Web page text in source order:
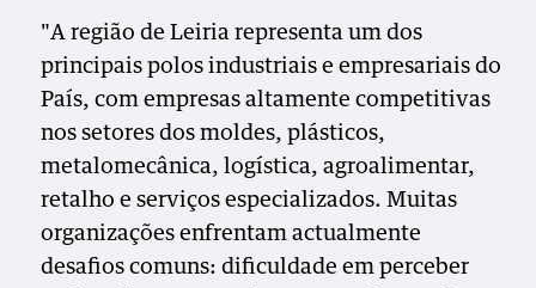
"A região de Leiria representa um dos
principais polos industriais e empresariais do
País, com empresas altamente competitivas
nos setores dos moldes, plásticos,
metalomecânica, logística, agroalimentar,
retalho e serviços especializados. Muitas
organizações enfrentam actualmente
desafios comuns: dificuldade em perceber